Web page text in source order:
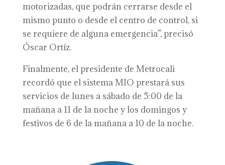
motorizadas, que podrán cerrarse desde el
mismo punto o desde el centro de control, si
se requiere de alguna emergencia”, precisó
Óscar Ortíz.
Finalmente, el presidente de Metrocali
recordó que el sistema MIO prestará sus
servicios de lunes a sábado de 5:00 de la
mañana a 11 de la noche y los domingos y
festivos de 6 de la mañana a 10 de la noche.